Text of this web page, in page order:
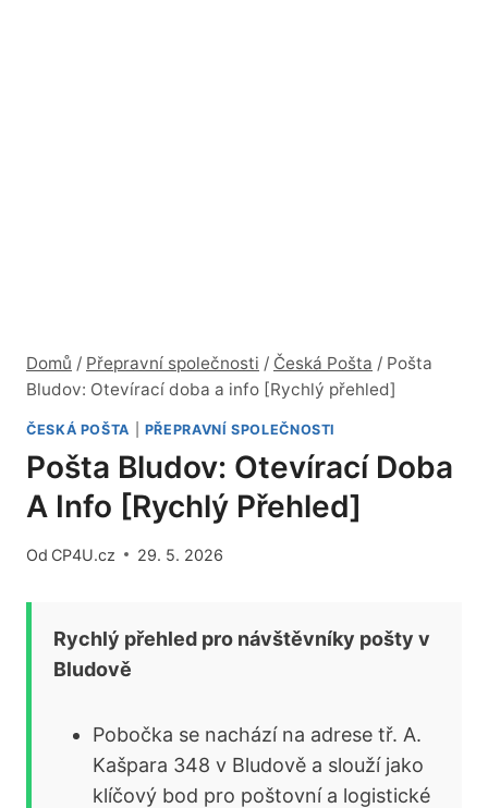
Domů / Přepravní společnosti / Česká Pošta / Pošta
Bludov: Otevírací doba a info [Rychlý přehled]
ČESKÁ POŠTA PŘEPRAVNÍ SPOLEČNOSTI
Pošta Bludov: Otevírací Doba
A Info [Rychlý Přehled]
Od CP4U.cz 29. 5. 2026
Rychlý přehled pro návštěvníky pošty v
Bludově
Pobočka se nachází na adrese tř. A.
Kašpara 348 v Bludově a slouží jako
klíčový bod pro poštovní a logistické